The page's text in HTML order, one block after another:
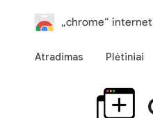
„chrome“
Atradimas Plėtiniai